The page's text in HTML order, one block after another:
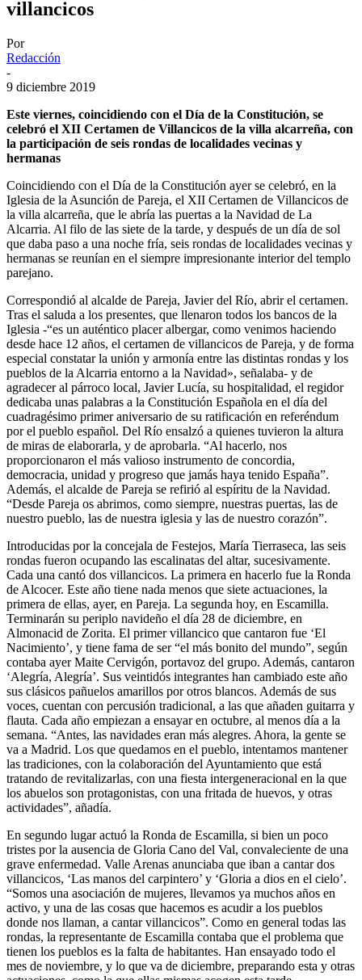
villancicos
Por
Redacción
-
9 diciembre 2019
Este viernes, coincidiendo con el Día de la Constitución, se
celebró el XII Certamen de Villancicos de la villa alcarreña, con
la participación de seis rondas de localidades vecinas y
hermanas
Coincidiendo con el Día de la Constitución ayer se celebró, en la
Iglesia de la Asunción de Pareja, el XII Certamen de Villancicos de
la villa alcarreña, que le abría las puertas a la Navidad de La
Alcarria. Al filo de las siete de la tarde, y después de un día de sol
que daba paso a una noche fría, seis rondas de localidades vecinas y
hermanas se reunían en el siempre impresionante interior del templo
parejano.
Correspondió al alcalde de Pareja, Javier del Río, abrir el certamen.
Tras el saluda a los presentes, que llenaron todos los bancos de la
Iglesia -“es un auténtico placer albergar, como venimos haciendo
desde hace 12 años, el certamen de villancicos de Pareja, y de forma
especial constatar la unión y armonía entre las distintas rondas y los
pueblos de la Alcarria entorno a la Navidad», señalaba- y de
agradecer al párroco local, Javier Lucía, su hospitalidad, el regidor
dedicaba unas palabras a la Constitución Española en el día del
cuadragésimo primer aniversario de su ratificación en referéndum
por el pueblo español. Del Río ensalzó a quienes tuvieron la altura
de miras de elaborarla, y de aprobarla. “Al hacerlo, nos
proporcionaron el más valioso instrumento de concordia,
democracia, unidad y progreso que jamás haya tenido España”.
Además, el alcalde de Pareja se refirió al espíritu de la Navidad.
“Desde Pareja os abrimos, como siempre, nuestras puertas, las de
nuestro pueblo, las de nuestra iglesia y las de nuestro corazón”.
Introducidas por la concejala de Festejos, María Tierraseca, las seis
rondas fueron ocupando las escalinatas del altar, sucesivamente.
Cada una cantó dos villancicos. La primera en hacerlo fue la Ronda
de Alcocer. Este año tiene nada menos que siete actuaciones, la
primera de ellas, ayer, en Pareja. La segunda hoy, en Escamilla.
Terminarán su periplo navideño el día 28 de diciembre, en
Almonacid de Zorita. El primer villancico que cantaron fue ‘El
Nacimiento’, y tiene fama de ser “el más bonito del mundo”, según
contaba ayer Maite Cervigón, portavoz del grupo. Además, cantaron
‘Alegría, Alegría’. Sus veintidós integrantes han cambiado este año
sus clásicos pañuelos amarillos por otros blancos. Además de sus
voces, cuentan con percusión tradicional, a las que añaden guitarra y
flauta. Cada año empiezan a ensayar en octubre, al menos día a la
semana. “Antes, las navidades eran más alegres. Ahora, la gente se
va a Madrid. Los que quedamos en el pueblo, intentamos mantener
las tradiciones, con la colaboración del Ayuntamiento que está
tratando de revitalizarlas, con una fiesta intergeneracional en la que
los abuelos son protagonistas, con una fritada de huevos, y otras
actividades”, añadía.
En segundo lugar actuó la Ronda de Escamilla, si bien un poco
tristes por la ausencia de Gloria Cano del Val, convaleciente de una
grave enfermedad. Valle Arenas anunciaba que iban a cantar dos
villancicos, ‘Las manos del carpintero’ y ‘Gloria a dios en el cielo’.
“Somos una asociación de mujeres, llevamos ya muchos años en
activo, y una de las cosas que hacemos es acudir a los pueblos
donde nos llaman, a cantar villancicos”. Como en general todas las
rondas, la representante de Escamilla contaba que el problema que
tienen los pueblos es la falta de habitantes. Han ensayado todo el
mes de noviembre, y lo que va de diciembre, preparando esta y otras